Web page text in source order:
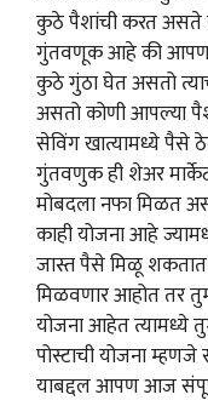
कुठे पैशांची करत
गुंतवणूक आहे की आपण
कुठे गुंठा घेत असतो
असतो कोणी आपल्या
सेविंग खात्यामध्ये पैसे
गुंतवणुक ही शेअर
मोबदला नफा मिळत
काही योजना आहे
जास्त पैसे मिळू
मिळवणार आहोत तर
योजना आहेत त्यामध्ये
पोस्टाची योजना
याबद्दल आपण आज